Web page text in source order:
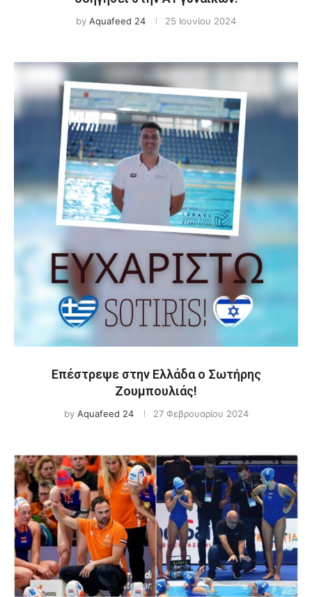
by Aquafeed 24 25 Ιουνίου 2024
Επέστρεψε στην Ελλάδα ο Σωτήρης
Ζουμπουλιάς!
by Aquafeed 24 27 Φεβρουαρίου 2024